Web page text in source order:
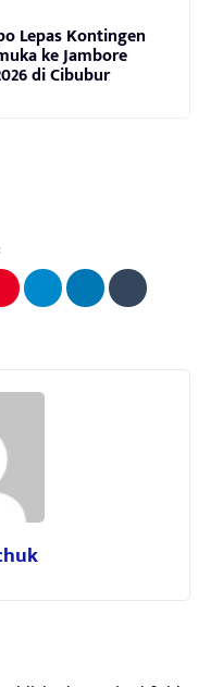
Lepas Kontingen
ke Jambore
di Cibubur